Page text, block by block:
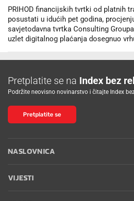
PRIHOD financijskih tvrtki od platnih
posustati u idućih pet godina,
savjetodavna tvrtka Consulting
uzlet digitalnog plaćanja dosegnuo
Pretplatite se na Index bez
Podržite neovisno novinarstvo i čitajte Index
Pretplatite se
NASLOVNICA
VIJESTI